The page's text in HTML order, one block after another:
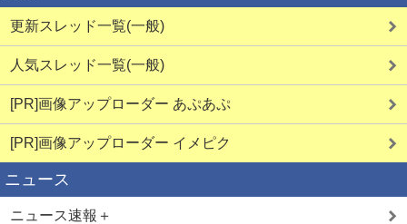
更新スレッド一覧(一般)
人気スレッド一覧(一般)
[PR]画像アップローダー あぷあぷ
[PR]画像アップローダー イメピク
ニュース
ニュース速報＋